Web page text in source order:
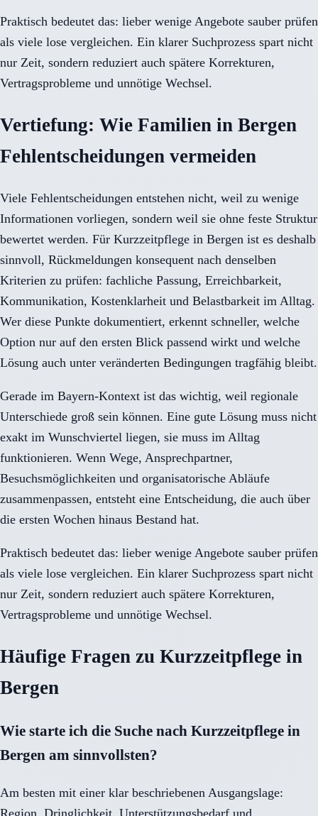
Praktisch bedeutet das: lieber wenige Angebote sauber prüfen
als viele lose vergleichen. Ein klarer Suchprozess spart nicht
nur Zeit, sondern reduziert auch spätere Korrekturen,
Vertragsprobleme und unnötige Wechsel.
Vertiefung: Wie Familien in Bergen
Fehlentscheidungen vermeiden
Viele Fehlentscheidungen entstehen nicht, weil zu wenige
Informationen vorliegen, sondern weil sie ohne feste Struktur
bewertet werden. Für Kurzzeitpflege in Bergen ist es deshalb
sinnvoll, Rückmeldungen konsequent nach denselben
Kriterien zu prüfen: fachliche Passung, Erreichbarkeit,
Kommunikation, Kostenklarheit und Belastbarkeit im Alltag.
Wer diese Punkte dokumentiert, erkennt schneller, welche
Option nur auf den ersten Blick passend wirkt und welche
Lösung auch unter veränderten Bedingungen tragfähig bleibt.
Gerade im Bayern-Kontext ist das wichtig, weil regionale
Unterschiede groß sein können. Eine gute Lösung muss nicht
exakt im Wunschviertel liegen, sie muss im Alltag
funktionieren. Wenn Wege, Ansprechpartner,
Besuchsmöglichkeiten und organisatorische Abläufe
zusammenpassen, entsteht eine Entscheidung, die auch über
die ersten Wochen hinaus Bestand hat.
Praktisch bedeutet das: lieber wenige Angebote sauber prüfen
als viele lose vergleichen. Ein klarer Suchprozess spart nicht
nur Zeit, sondern reduziert auch spätere Korrekturen,
Vertragsprobleme und unnötige Wechsel.
Häufige Fragen zu Kurzzeitpflege in
Bergen
Wie starte ich die Suche nach Kurzzeitpflege in
Bergen am sinnvollsten?
Am besten mit einer klar beschriebenen Ausgangslage:
Region, Dringlichkeit, Unterstützungsbedarf und